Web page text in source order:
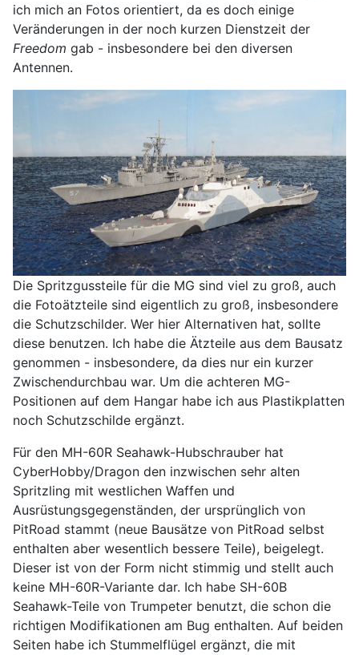
ich mich an Fotos orientiert, da es doch einige
Veränderungen in der noch kurzen Dienstzeit der
Freedom gab - insbesondere bei den diversen
Antennen.
Die Spritzgussteile für die MG sind viel zu groß, auch
die Fotoätzteile sind eigentlich zu groß, insbesondere
die Schutzschilder. Wer hier Alternativen hat, sollte
diese benutzen. Ich habe die Ätzteile aus dem Bausatz
genommen - insbesondere, da dies nur ein kurzer
Zwischendurchbau war. Um die achteren MG-
Positionen auf dem Hangar habe ich aus Plastikplatten
noch Schutzschilde ergänzt.
Für den MH-60R Seahawk-Hubschrauber hat
CyberHobby/Dragon den inzwischen sehr alten
Spritzling mit westlichen Waffen und
Ausrüstungsgegenständen, der ursprünglich von
PitRoad stammt (neue Bausätze von PitRoad selbst
enthalten aber wesentlich bessere Teile), beigelegt.
Dieser ist von der Form nicht stimmig und stellt auch
keine MH-60R-Variante dar. Ich habe SH-60B
Seahawk-Teile von Trumpeter benutzt, die schon die
richtigen Modifikationen am Bug enthalten. Auf beiden
Seiten habe ich Stummelflügel ergänzt, die mit